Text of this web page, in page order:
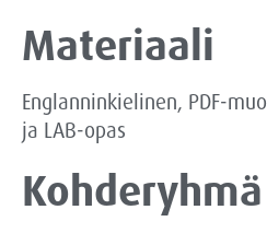
Materiaali
Englanninkielinen, PDF-
ja LAB-opas
Kohderyhmä